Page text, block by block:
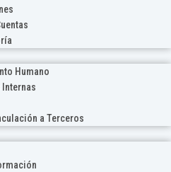
Humano
a Terceros